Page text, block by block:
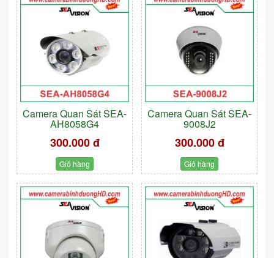
Camera Quan Sát SEA-
AH8058G4
300.000 đ
Giỏ hàng
Camera Quan Sát SEA-
9008J2
300.000 đ
Giỏ hàng